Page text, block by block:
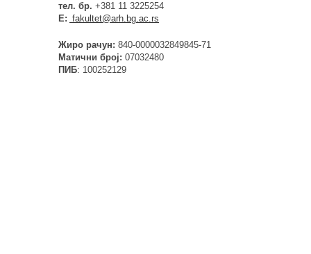
тел. бр. +381 11 3225254
Е: fakultet@arh. bg.ac.rs
Жиро рачун: 840-0000032849845-71
Матични број: 07032480
ПИБ: 100252129